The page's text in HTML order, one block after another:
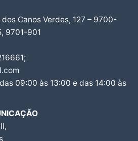
Canos Verdes, 127 – 9700-
9701-901
09:00 às 13:00 e das 14:00 às